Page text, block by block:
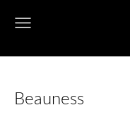
Beauness